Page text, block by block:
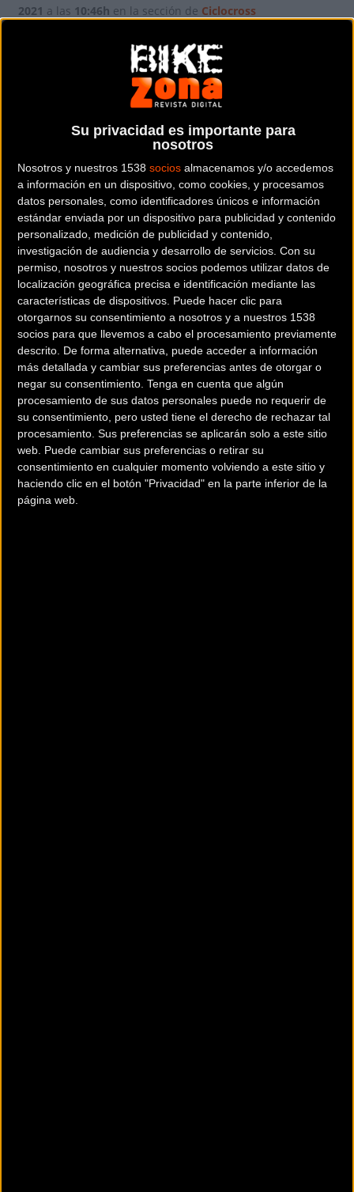
Su privacidad es importante para
nosotros
Nosotros y nuestros 1538 socios almacenamos y/o accedemos
a información en un dispositivo, como cookies, y procesamos
datos personales, como identificadores únicos e información
estándar enviada por un dispositivo para publicidad y contenido
personalizado, medición de publicidad y contenido,
investigación de audiencia y desarrollo de servicios. Con su
permiso, nosotros y nuestros socios podemos utilizar datos de
localización geográfica precisa e identificación mediante las
características de dispositivos. Puede hacer clic para
otorgarnos su consentimiento a nosotros y a nuestros 1538
socios para que llevemos a cabo el procesamiento previamente
descrito. De forma alternativa, puede acceder a información
más detallada y cambiar sus preferencias antes de otorgar o
negar su consentimiento. Tenga en cuenta que algún
procesamiento de sus datos personales puede no requerir de
su consentimiento, pero usted tiene el derecho de rechazar tal
procesamiento. Sus preferencias se aplicarán solo a este sitio
web. Puede cambiar sus preferencias o retirar su
consentimiento en cualquier momento volviendo a este sitio y
haciendo clic en el botón "Privacidad" en la parte inferior de la
página web.
2021 a las 10:46h en la sección de Ciclocross
La localidad valenciana de Xátiva
será la sede del Campeonato de
España de ciclocross 2022
La Comisión Delegada de la RFEC ha designado, tras la
celebración de su última reunión, a la localidad valencia de
Xátiva como sede de la edición 2022 del Campeonato de
España de Ciclocross.
La localidad valenciana, que tomará el relevo de
Torrelavega, acogerá del 7 al 9 de enero la disputa de la
gran cita del calendario nacional de ciclocrossen la que
volverán a congregarse las grandes estrellas de la
especialidad en nuestro país en busca del maillot
rojigualda que lograron Felipe Orts y Lucía González.
Así vivimos los Campeonatos de España de Torrelavega